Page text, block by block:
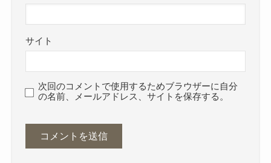
サイト
次回のコメントで使用するためブラウザーに自分
の名前、メールアドレス、サイトを保存する。